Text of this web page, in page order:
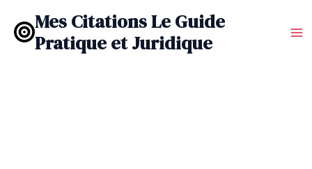
contenu
Mes Citations Le Guide
Pratique et Juridique